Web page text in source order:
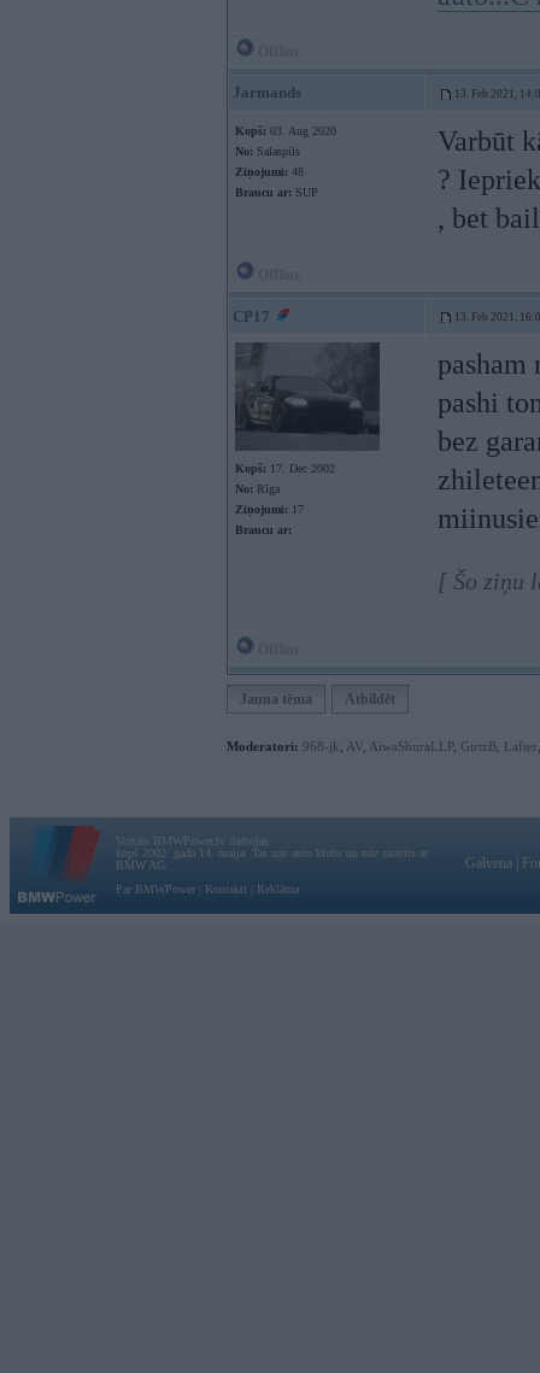
Jarmands 13. Feb 2021,
Kopš: 03. Aug 2020
No: Salaspils
Ziņojumi: 48
Braucu ar: SUP
Varbūt
?
, bet
CP17 13. Feb 2021,
Kopš: 17. Dec 2002
No: Rīga
Ziņojumi: 17
Braucu ar:
pasham
pashi
bez
[ Šo ziņu
Jauna tēma Atbildēt
Moderatori: 968-jk AV AiwaShuraLLP, GirtzB Lafter
Vortāls BMWPower.lv darbojas
kopš 2002. gada 14. maija. Tas nav auto klubs un nav saistīts ar
BMW AG.
Par BMWPower
Kontakti Reklāma
Galvena